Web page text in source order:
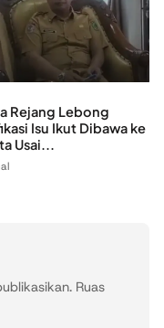
Rejang Lebong
Isu Ikut Dibawa ke
Usai...
Ruas